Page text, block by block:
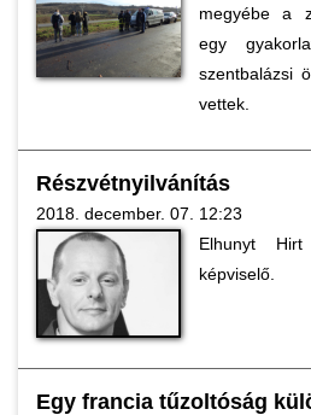
megyébe a
egy
szentbalázsi
vettek.
Részvétnyilvánítás
2018. december. 07. 12:23
Elhunyt Hirt
képviselő.
Egy francia tűzoltóság